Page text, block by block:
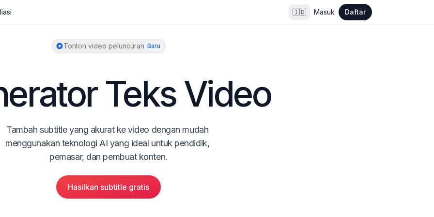
🇮🇩 Masuk Daftar
Tonton video peluncuran Baru
Teks Video
Tambah subtitle yang akurat ke video dengan mudah
menggunakan teknologi AI yang ideal untuk pendidik,
pemasar, dan pembuat konten.
Hasilkan subtitle gratis